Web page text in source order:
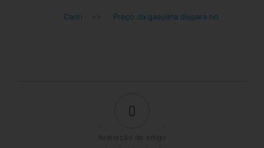
Cariri >> Preço da gasolina dispara no
0
Avaliação do artigo